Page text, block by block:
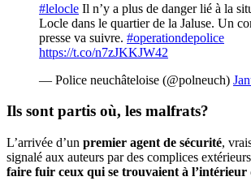
#lelocle Il n’y a plus de danger lié à la
Locle dans le quartier de la Jaluse. Un
presse va suivre. #operationdepolice
https://t.co/n7zJKKJW42
— Police neuchâteloise (@polneuch)
Ils sont partis où, les malfrats?
L’arrivée d’un premier agent de sécurité,
signalé aux auteurs par des complices
faire fuir ceux qui se trouvaient à